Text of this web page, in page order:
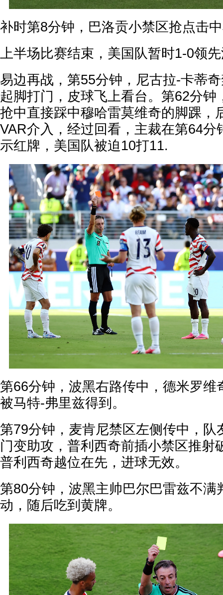
补时第8分钟，巴洛贡小禁区抢点击
上半场比赛结束，美国队暂时1-0领
易边再战，第55分钟，尼古拉-卡蒂
起脚打门，皮球飞上看台。第62分钟
抢中直接踩中穆哈雷莫维奇的脚踝，
VAR介入，经过回看，主裁在第64分
示红牌，美国队被迫10打11.
第66分钟，波黑右路传中，德米罗维
被马特-弗里兹得到。
第79分钟，麦肯尼禁区左侧传中，队
门变助攻，普利西奇前插小禁区推射
普利西奇越位在先，进球无效。
第80分钟，波黑主帅巴尔巴雷兹不满
动，随后吃到黄牌。